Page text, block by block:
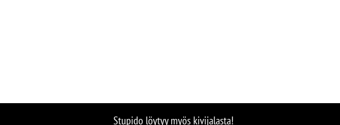
Stupido löytyy myös kivijalasta!